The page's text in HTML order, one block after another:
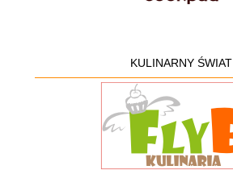
KULINARNY ŚWIAT